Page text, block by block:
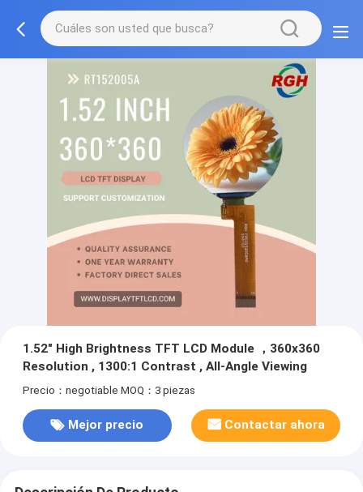
1.52" High Brightness TFT LCD Module ，360x360
Resolution , 1300:1 Contrast , All-Angle Viewing
Precio：negotiable MOQ：3 piezas
Mejor precio Contactar ahora